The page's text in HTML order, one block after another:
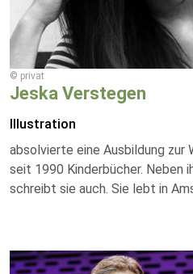
© privat
Jeska Verstegen
Illustration
absolvierte eine Ausbildung zur
seit 1990 Kinderbücher. Neben
schreibt sie auch. Sie lebt in